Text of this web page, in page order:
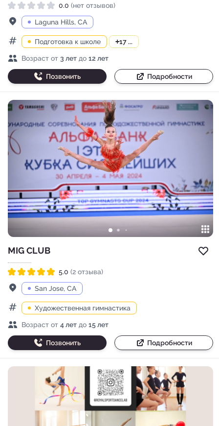
Рейтинг 0.0 из 5
0.0 (нет отзывов)
Адрес
Laguna Hills, CA
КатегорииПодготовка к школе +17 ...
Возраст детей
Возраст от 3 лет до 12 лет
Позвонить Подробности
MIG CLUB
Рейтинг 5.0 из 5
5.0 (2 отзыва)
Адрес
San Jose, CA
КатегорииХудожественная гимнастика
Возраст детей
Возраст от 4 лет до 15 лет
Позвонить Подробности